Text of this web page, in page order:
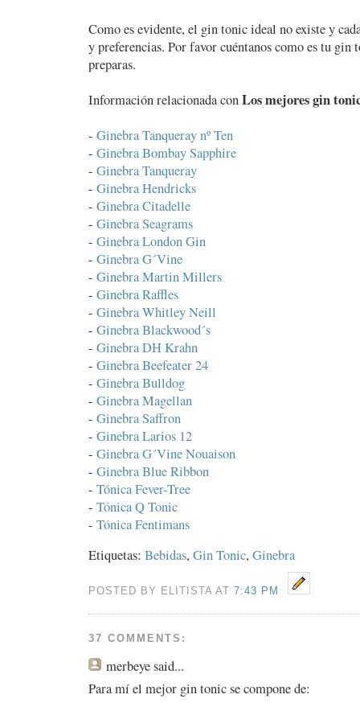
Como es evidente, el gin tonic ideal no existe y
y preferencias. Por favor cuéntanos como es tu
preparas.
Información relacionada conLos mejores gin
- Ginebra Tanqueray nº Ten
- Ginebra Bombay Sapphire
- Ginebra Tanqueray
- Ginebra Hendricks
- Ginebra Citadelle
- Ginebra Seagrams
- Ginebra London Gin
- Ginebra G´Vine
- Ginebra Martin Millers
- Ginebra Raffles
- Ginebra Whitley Neill
- Ginebra Blackwood´s
- Ginebra DH Krahn
- Ginebra Beefeater 24
- Ginebra Bulldog
- Ginebra Magellan
- Ginebra Saffron
- Ginebra Larios 12
- Ginebra G´Vine Nouaison
- Ginebra Blue Ribbon
- Tónica Fever-Tree
- Tónica Q Tonic
- Tónica Fentimans
Etiquetas: Bebidas, Gin Tonic, Ginebra
POSTED BY ELITISTA AT7:43 PM
37 COMMENTS:
merbeyesaid...
Para mí el mejor gin tonic se compone de: